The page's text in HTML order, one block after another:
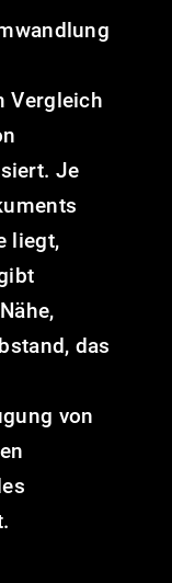
Vergleich
Je
liegt,
das
von